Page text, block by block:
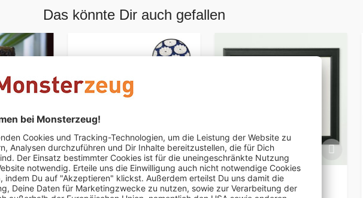
Das könnte Dir auch gefallen
Akupressur
Massagekissen
PERSONALISIERBAR
Personalisiertes Bild -
Steinmännchen Familie